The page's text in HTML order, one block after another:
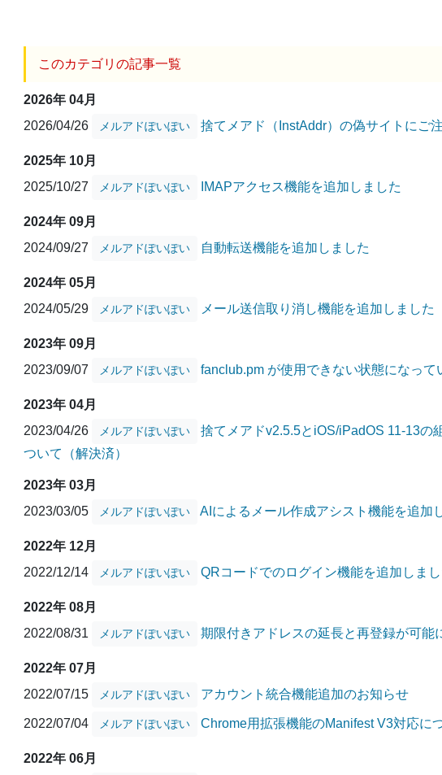
このカテゴリの記事一覧
2026年 04月
2026/04/26
メルアドぽいぽい 捨てメアド（InstAddr）の偽サイトにご
2025年 10月
2025/10/27
メルアドぽいぽい IMAPアクセス機能を追加しました
2024年 09月
2024/09/27
メルアドぽいぽい 自動転送機能を追加しました
2024年 05月
2024/05/29
メルアドぽいぽい メール送信取り消し機能を追加しました
2023年 09月
2023/09/07
メルアドぽいぽい fanclub.pm が使用できない状態になって
2023年 04月
2023/04/26
メルアドぽいぽい
捨てメアドv2.5.5とiOS/iPadOS 11-13の
ついて（解決済）
2023年 03月
2023/03/05
メルアドぽいぽい AIによるメール作成アシスト機能を追加
2022年 12月
2022/12/14
メルアドぽいぽい QRコードでのログイン機能を追加しまし
2022年 08月
2022/08/31
メルアドぽいぽい 期限付きアドレスの延長と再登録が可能
2022年 07月
2022/07/15
メルアドぽいぽい アカウント統合機能追加のお知らせ
2022/07/04 メルアドぽいぽい Chrome用拡張機能のManifest V3対応に
2022年 06月